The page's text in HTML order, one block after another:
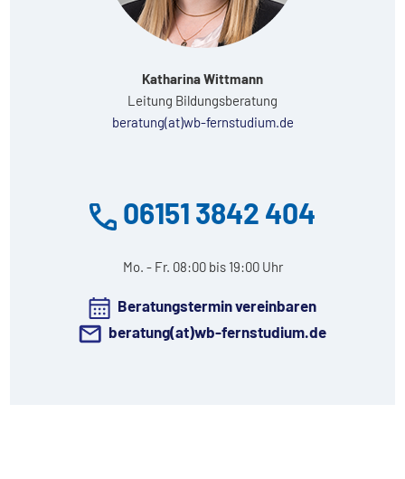
Katharina Wittmann
Leitung Bildungsberatung
beratung(at)wb-fernstudium.de
06151 3842 404
Mo. - Fr. 08:00 bis 19:00 Uhr
Beratungstermin vereinbaren
beratung(at)wb-fernstudium.de